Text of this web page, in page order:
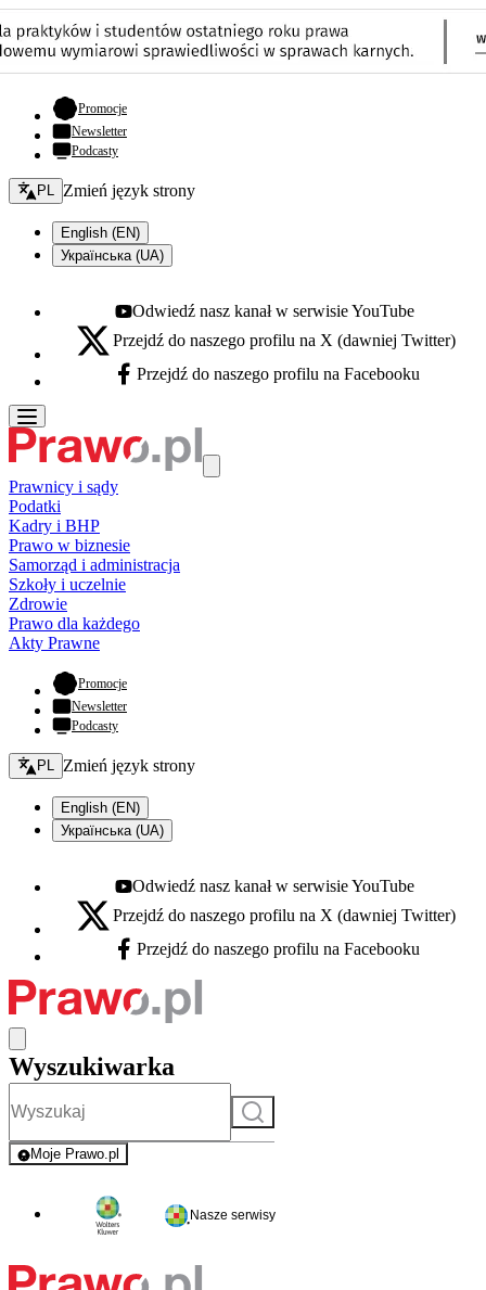
Promocje- otwiera się w nowej karcie
Newsletter
Podcasty
Zmień język - bieżący:
PL Zmień język strony
English (EN)
Українська (UA)
Youtube - otwiera się w nowej karcie
Odwiedź nasz kanał w serwisie YouTube
X - otwiera się w nowej karcie
Przejdź do naszego profilu na X (dawniej Twitter)
Facebook - otwiera się w nowej karcie
Przejdź do naszego profilu na Facebooku
Prawnicy i sądy
Podatki
Kadry i BHP
Prawo w biznesie
Samorząd i administracja
Szkoły i uczelnie
Zdrowie
Prawo dla każdego
Akty Prawne
Promocje- otwiera się w nowej karcie
Newsletter
Podcasty
Zmień język - bieżący:
PL Zmień język strony
English (EN)
Українська (UA)
Youtube - otwiera się w nowej karcie
Odwiedź nasz kanał w serwisie YouTube
X - otwiera się w nowej karcie
Przejdź do naszego profilu na X (dawniej Twitter)
Facebook - otwiera się w nowej karcie
Przejdź do naszego profilu na Facebooku
Wyszukiwarka
Szukaj
Moje Prawo.pl
- rejestracja i logowanie do serwisu
Nasze serwisy